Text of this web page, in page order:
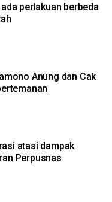
perlakuan berbeda
Anung dan Cak
atasi dampak
Perpusnas